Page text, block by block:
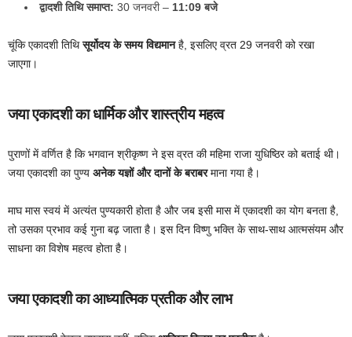
द्वादशी तिथि समाप्त: 30 जनवरी – 11:09 बजे
चूंकि एकादशी तिथिसूर्योदय के समय विद्यमानहै, इसलिए व्रत 29 जनवरी को रखा
जाएगा।
जया एकादशी का धार्मिक और शास्त्रीय महत्व
पुराणों में वर्णित है कि भगवान श्रीकृष्ण ने इस व्रत की महिमा राजा युधिष्ठिर को बताई थी।
जया एकादशी का पुण्य अनेक यज्ञों और दानों के बराबरमाना गया है।
माघ मास स्वयं में अत्यंत पुण्यकारी होता है और जब इसी मास में एकादशी का योग बनता है,
तो उसका प्रभाव कई गुना बढ़ जाता है। इस दिन विष्णु भक्ति के साथ-साथ आत्मसंयम और
साधना का विशेष महत्व होता है।
जया एकादशी का आध्यात्मिक प्रतीक और लाभ